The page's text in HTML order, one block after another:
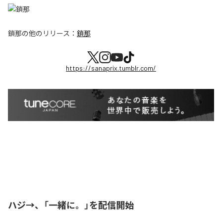
鎖那の他のリリース： 鎖那
https://sanaprix.tumblr.com/
ハジ→、「一緒に。」を配信開始